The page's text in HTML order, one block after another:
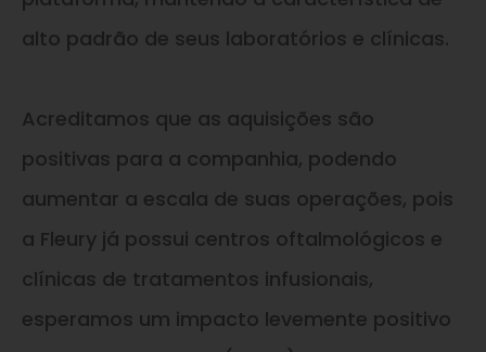
alto padrão de seus laboratórios e clínicas.
Acreditamos que as aquisições são
positivas para a companhia, podendo
aumentar a escala de suas operações, pois
a Fleury já possui centros oftalmológicos e
clínicas de tratamentos infusionais,
esperamos um impacto levemente positivo